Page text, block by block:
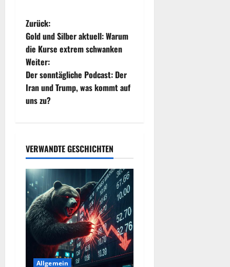
B
e
i
t
g
s
n
a
Zurück:
Gold und Silber aktuell: Warum
die Kurse extrem schwanken
Weiter:
Der sonntägliche Podcast: Der
Iran und Trump, was kommt auf
uns zu?
VERWANDTE GESCHICHTEN
Allgemein